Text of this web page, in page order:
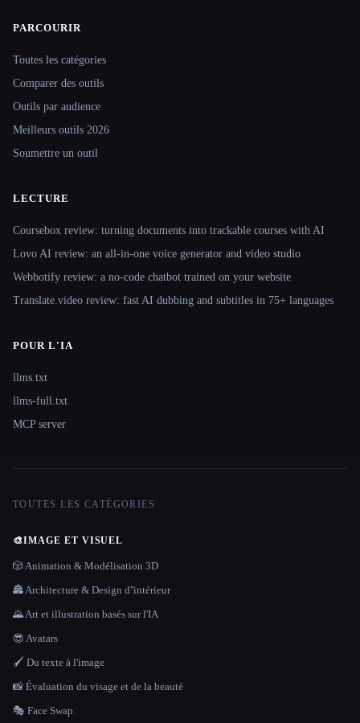
Site navigation
PARCOURIR
Toutes les catégories
Comparer des outils
Outils par audience
Meilleurs outils 2026
Soumettre un outil
LECTURE
Coursebox review: turning documents into trackable courses with AI
Lovo AI review: an all-in-one voice generator and video studio
Webbotify review: a no-code chatbot trained on your website
Translate.video review: fast AI dubbing and subtitles in 75+ languages
POUR L'IA
llms.txt
llms-full.txt
MCP server
TOUTES LES CATÉGORIES
🎨IMAGE ET VISUEL
🎲 Animation & Modélisation 3D
🏯 Architecture & Design d''intérieur
🌄 Art et illustration basés sur l'IA
😎 Avatars
🖌️ Du texte à l'image
📸 Évaluation du visage et de la beauté
🎭 Face Swap